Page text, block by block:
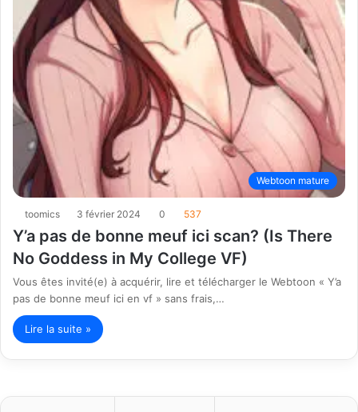
Webtoon mature
toomics 3 février 2024 0 537
Y’a pas de bonne meuf ici scan? (Is There
No Goddess in My College VF)
Vous êtes invité(e) à acquérir, lire et télécharger le Webtoon « Y’a
pas de bonne meuf ici en vf » sans frais,…
Lire la suite »